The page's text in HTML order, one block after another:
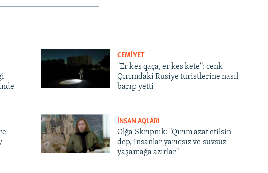
CEMİYET
"Er kes qaça, er kes kete": cenk
Qırımdaki Rusiye turistlerine nasıl
barıp yetti
İNSAN AQLARI
Olğa Skrıpnık: "Qırım azat etilsin
dep, insanlar yarıqsız ve suvsuz
yaşamağa azırlar"